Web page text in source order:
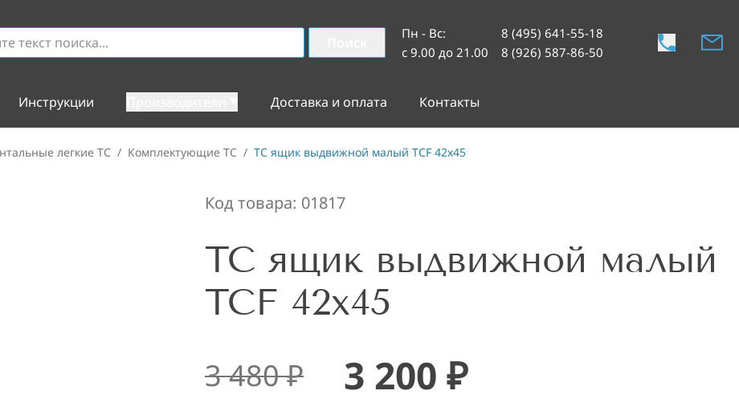
Пн - Вс:
с 9.00 до 21.00
8 (495) 641-55-18
8 (926) 587-86-50
Инструкции Доставка и оплата Контакты
легкие TC / Комплектующие ТС / TC ящик выдвижной малый TCF 42x45
Код товара: 01817
TC ящик выдвижной малый
TCF 42x45
3 480₽ 3 200 ₽